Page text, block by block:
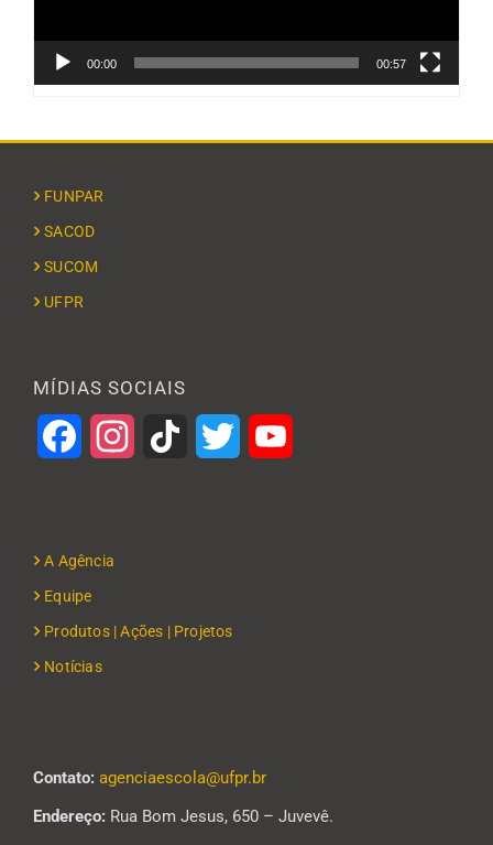
00:00 00:57
FUNPAR
SACOD
SUCOM
UFPR
MÍDIAS SOCIAIS
FacebookInstagramTikTok Twitter
A Agência
Equipe
Produtos | Ações | Projetos
Notícias
Contato: agenciaescola@ufpr.br
Endereço: Rua Bom Jesus, 650 – Juvevê.